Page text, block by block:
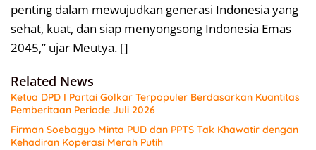
penting dalam mewujudkan generasi Indonesia yang
sehat, kuat, dan siap menyongsong Indonesia Emas
2045,” ujar Meutya. []
Related News
Ketua DPD I Partai Golkar Terpopuler Berdasarkan Kuantitas
Pemberitaan Periode Juli 2026
Firman Soebagyo Minta PUD dan PPTS Tak Khawatir dengan
Kehadiran Koperasi Merah Putih